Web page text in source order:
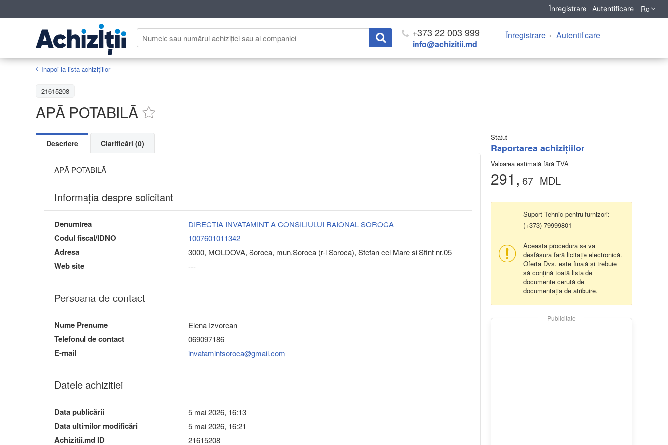
Înregistrare Autentificare Ro
+373 22 003 999
info@achizitii.md
Înregistrare Autentificare
Înapoi la lista achiziţiilor
21615208
APĂ POTABILĂ
Statut
Raportarea achizițiilor
Valoarea estimată fără TVA
291, 67 MDL
Suport Tehnic pentru furnizori:
(+373) 79999801
Aceasta procedura se va
desfășura fară licitație electronică.
Oferta Dvs. este finală și trebuie
să conțină toată lista de
documente cerută de
documentația de atribuire.
Publicitate
Descriere Clarificări (0)
APĂ POTABILĂ
Informaţia despre solicitant
Denumirea DIRECTIA INVATAMINT A CONSILIULUI RAIONAL SOROCA
Codul fiscal/IDNO 1007601011342
Adresa 3000, MOLDOVA, Soroca, mun.Soroca (r-l Soroca), Stefan cel Mare si Sfint nr.05
Web site ---
Persoana de contact
Nume Prenume Elena Izvorean
Telefonul de contact 069097186
E-mail invatamintsoroca@gmail.com
Datele achizitiei
Data publicării 5 mai 2026, 16:13
Data ultimilor modificări 5 mai 2026, 16:21
Achizitii.md ID 21615208